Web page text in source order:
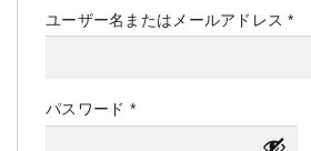
ユーザー名またはメールアドレス*必
パスワード *必
須